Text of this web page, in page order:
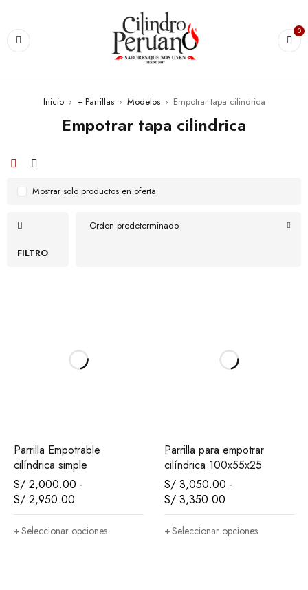
0
Inicio › + Parrillas › Modelos › Empotrar tapa cilindrica
Empotrar tapa cilindrica
FILTRO
Orden predeterminado
Mostrar solo productos en oferta
Parrilla Empotrable
cilíndrica simple
S/ 2,000.00 -
S/ 2,950.00
Seleccionar opciones
Parrilla para empotrar
cilíndrica 100x55x25
S/ 3,050.00 -
S/ 3,350.00
Seleccionar opciones